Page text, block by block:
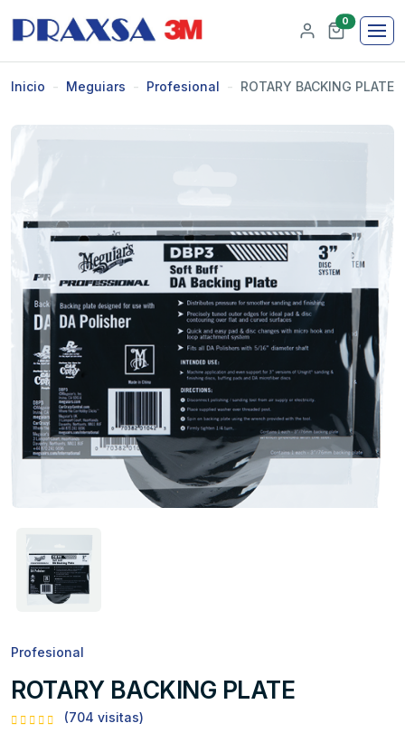
0
Inicio Meguiars Profesional ROTARY BACKING PLATE
Profesional
ROTARY BACKING PLATE
(704 visitas)